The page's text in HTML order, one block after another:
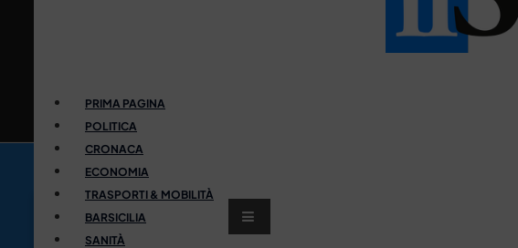
PRIMA PAGINA
POLITICA
CRONACA
ECONOMIA
TRASPORTI & MOBILITÀ
BARSICILIA
SANITÀ